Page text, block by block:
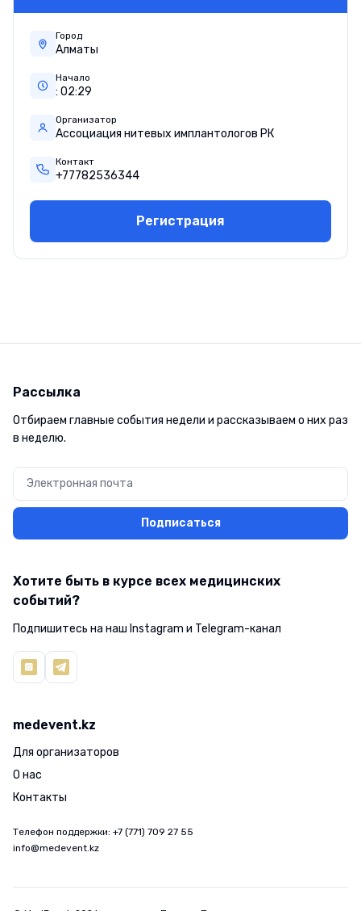
Город
Алматы
Начало
: 02:29
Организатор
Ассоциация нитевых имплантологов РК
Контакт
+77782536344
Регистрация
Рассылка
Отбираем главные события недели и рассказываем о них раз
в неделю.
Подписаться
Хотите быть в курсе всех медицинских
событий?
Подпишитесь на наш Instagram и Telegram-канал
medevent.kz
Для организаторов
О нас
Контакты
Телефон поддержки: +7 (771) 709 27 55
info@medevent.kz